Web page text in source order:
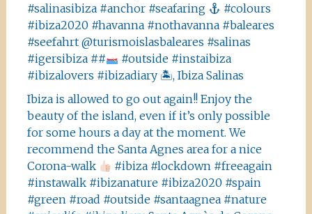
#salinasibiza #anchor #seafaring
#colours
#ibiza2020 #havanna #nothavanna #baleares
#seefahrt @turismoislasbaleares #salinas
#igersibiza ##
#outside #instaibiza
#ibizalovers #ibizadiary 🏝, Ibiza Salinas
Ibiza is allowed to go out again!! Enjoy the
beauty of the island, even if it’s only possible
for some hours a day at the moment. We
recommend the Santa Agnes area for a nice
Corona-walk
#ibiza #lockdown #freeagain
#instawalk #ibizanature #ibiza2020 #spain
#green #road #outside #santaagnea #nature